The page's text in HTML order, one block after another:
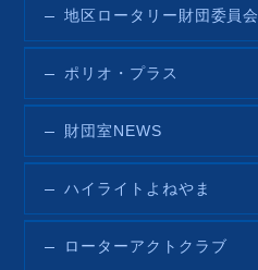
地区ロータリー財団委員会
ポリオ・プラス
財団室NEWS
ハイライトよねやま
ローターアクトクラブ